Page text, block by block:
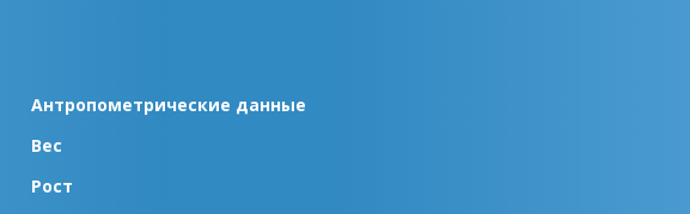
Антропометрические данные
Вес
Рост